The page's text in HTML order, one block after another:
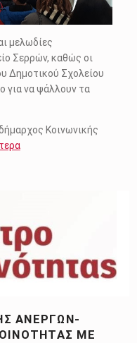
μελωδίες
Σερρών, καθώς οι
Δημοτικού Σχολείου
για να ψάλλουν τα
Κοινωνικής
ΑΝΈΡΓΩΝ-
ΜΕ